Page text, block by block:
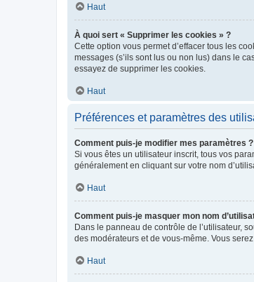
Haut
À quoi sert « Supprimer les cookies » ?
Cette option vous permet d’effacer tous les
messages (s’ils sont lus ou non lus) dans le
essayez de supprimer les cookies.
Haut
Préférences et paramètres des
Comment puis-je modifier mes paramètres ?
Si vous êtes un utilisateur inscrit, tous vos
généralement en cliquant sur votre nom
Haut
Comment puis-je masquer mon nom
Dans le panneau de contrôle de l’utilisateur,
des modérateurs et de vous-même. Vous
Haut